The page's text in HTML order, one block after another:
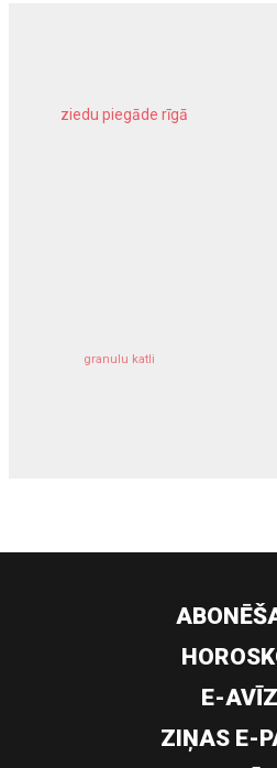
ziedu piegāde rīgā
granulu katli
E-
ZIŅAS E-